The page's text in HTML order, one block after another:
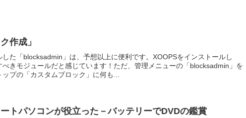
作成」
した「blocksadmin」は、予想以上に便利です。XOOPSをインストールし
べきモジュールだと感じています！ただ、管理メニューの「blocksadmin」を
プの「カスタムブロック」に何も...
トパソコンが役立った－バッテリーでDVDの鑑賞